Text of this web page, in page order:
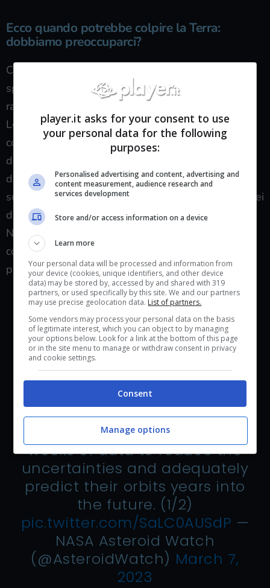
Ecco quando potrebbe colpire la Terra:
dobbiamo preoccuparci?
Calcolare la traiettoria di un corpo celeste nello
spazio aperto è davvero complesso, per questo si
ragiona per “probabilità”.
Le traiettorie di meteroiti, comete, asteroidi e altri
corpi celesti potrebbero subire deviazioni a causa
dei campi gravitazionali e magnetici dei pianeti o
delle stelle, e il più delle volte arrivano a impattare
sulla Terra quando sono troppo piccoli per creare dei
danni significativi.
Nonostante questo però la NASA ha tenuto a
comunicare attraverso questo tweet che esiste una
probabilità che l’impatto avvenga.
We've been tracking a new
asteroid named 2023 DW that
has a very small chance of
impacting Earth in 2046. Often
when new objects are first
discovered, it takes several
weeks of data to reduce the
uncertainties and adequately
predict their orbits years into
the future. (1/2)
pic.twitter.com/SaLC0AUSdP —
NASA Asteroid Watch
(@AsteroidWatch) March 7,
2023
player.it asks for your consent to use
your personal data for the following
purposes:
Personalised advertising and content, advertising and
content measurement, audience research and
services development
Store and/or access information on a device
Learn more
Your personal data will be processed and information from
your device (cookies, unique identifiers, and other device
data) may be stored by, accessed by and shared with 319
partners, or used specifically by this site. We and our partners
may use precise geolocation data. List of partners.
Some vendors may process your personal data on the basis
of legitimate interest, which you can object to by managing
your options below. Look for a link at the bottom of this page
or in the site menu to manage or withdraw consent in privacy
and cookie settings.
Consent
Manage options